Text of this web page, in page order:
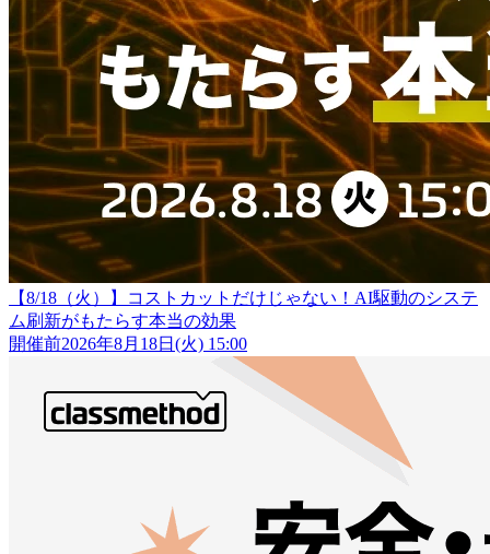
【8/18（火）】コストカットだけじゃない！AI駆動のシステ
ム刷新がもたらす本当の効果
開催前2026年8月18日(火) 15:00